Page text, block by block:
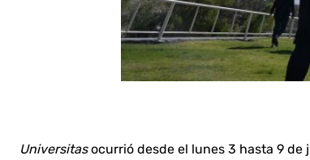
Universitasocurrió desde el lunes 3 hasta 9